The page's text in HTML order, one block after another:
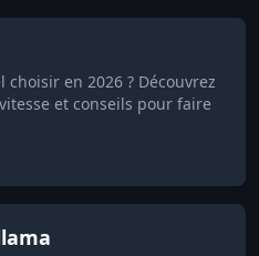
en 2026 ? Découvrez
et conseils pour faire